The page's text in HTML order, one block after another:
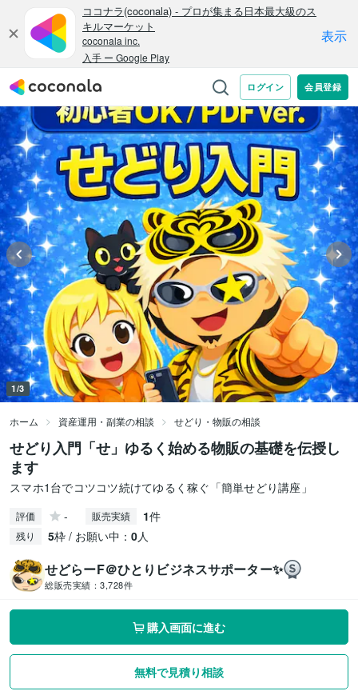
1/3
ホーム 資産運用・副業の相談 せどり・物販の相談
せどり入門「せ」ゆるく始める物販の基礎を伝授し
ます
スマホ1台でコツコツ続けてゆるく稼ぐ「簡単せどり講座」
評価 - 販売実績 1件
残り 5枠 / お願い中： 0人
せどらーF＠ひとりビジネスサポーター✨
総販売実績： 3,728件
購入画面に進む
無料で見積り相談